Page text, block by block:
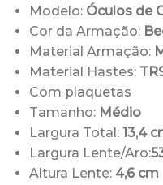
Modelo: Óculos de
Cor da Armação:
Material Armação:
Material Hastes:
Com plaquetas
Tamanho: Médio
Largura Total: 13,4
Largura Lente/Aro:
Altura Lente: 4,6 cm